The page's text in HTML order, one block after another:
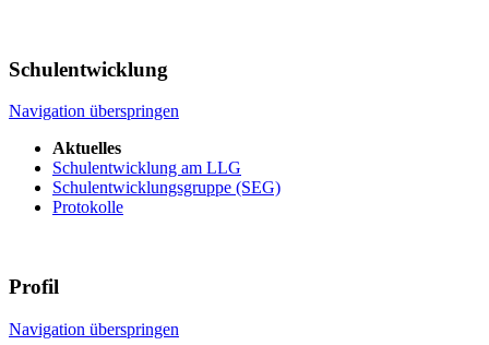
Schulentwicklung
Navigation überspringen
Aktuelles
Schulentwicklung am LLG
Schulentwicklungsgruppe (SEG)
Protokolle
Profil
Navigation überspringen